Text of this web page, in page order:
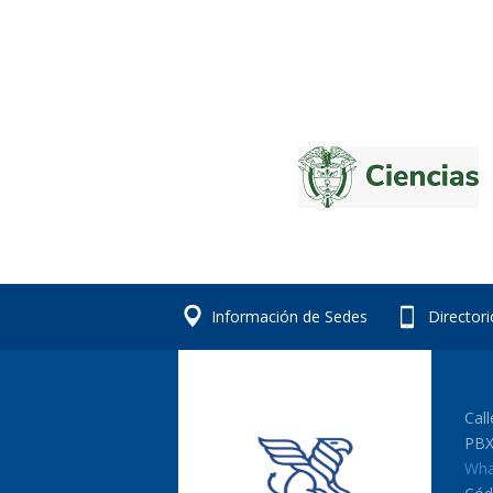
Información de Sedes